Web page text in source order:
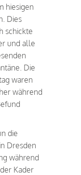
hiesigen
Dies
schickte
und alle
Die
waren
während
die
Dresden
während
Kader